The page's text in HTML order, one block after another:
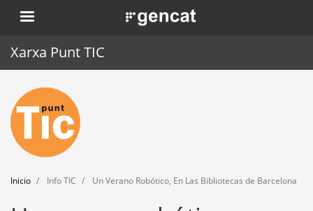
Pasar
al
. Obre en una nova finestra.
Xarxa Punt TIC
Inicio
Punt TIC
Actualidad
Agenda
Inicio Info TIC Un Verano Robótico, En Las Bibliotecas de Barcelona